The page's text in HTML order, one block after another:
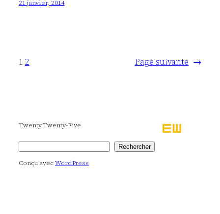
21 janvier, 2014
1 2 Page suivante →
Twenty Twenty-Five
Rechercher
Conçu avecWordPress